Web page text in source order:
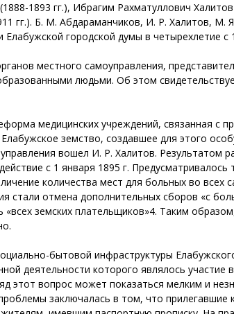
1893 гг.), Ибрагим Рахматуллович
гг.). Б. М. Абдараманчиков, И. Р. Халитов, М.
Елабужской городской думы в четырехлетие с
местного самоуправления,
людьми. Об этом
медицинских учреждений, связанная с
земство, создавшее для этого
вошел И. Р. Халитов. Результатом
с 1 января 1895 г.
количества мест для больных во
стали отмена дополнительных сборов «с
земских плательщиков»4. Таким
бытовой инфраструктуры
деятельности которого являлось
этот вопрос может показаться мелким и
заключалась в том, что